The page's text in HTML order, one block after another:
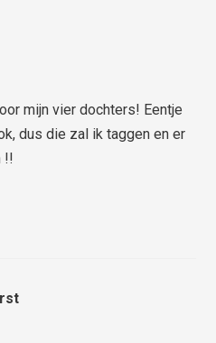
mijn vier dochters! Eentje
dus die zal ik taggen en er
!!